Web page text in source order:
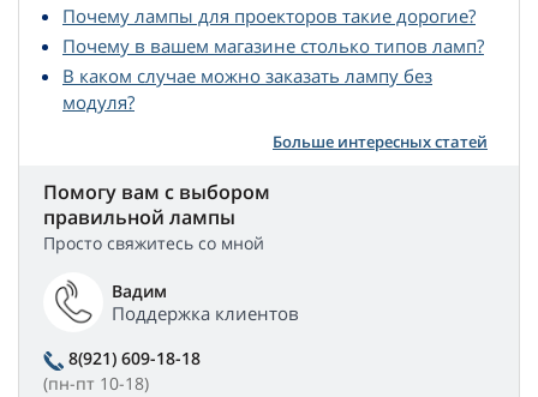
Почему лампы для проекторов такие дорогие?
Почему в вашем магазине столько типов ламп?
В каком случае можно заказать лампу без
модуля?
Больше интересных статей
Помогу вам с выбором
правильной лампы
Просто свяжитесь со мной
Вадим
Поддержка клиентов
8(921) 609-18-18
(пн-пт 10-18)